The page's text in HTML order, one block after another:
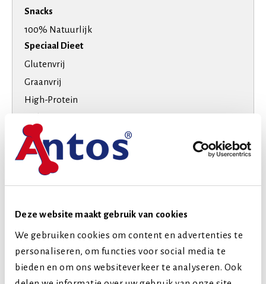
Deze website maakt gebruik van cookies
We gebruiken cookies om content en advertenties te
personaliseren, om functies voor social media te
bieden en om ons websiteverkeer te analyseren. Ook
Snacks
100% Natuurlijk
Speciaal Dieet
Glutenvrij
Graanvrij
High-Protein
Smaak
Rund
Hondenras
Middelgrote honden
Levensfase
Volwassen (2-7 jaar)